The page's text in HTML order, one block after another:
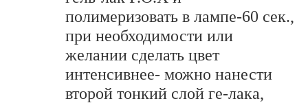
полимеризовать в лампе-60 сек.,
при необходимости или
желании сделать цвет
интенсивнее- можно нанести
второй тонкий слой ге-лака,